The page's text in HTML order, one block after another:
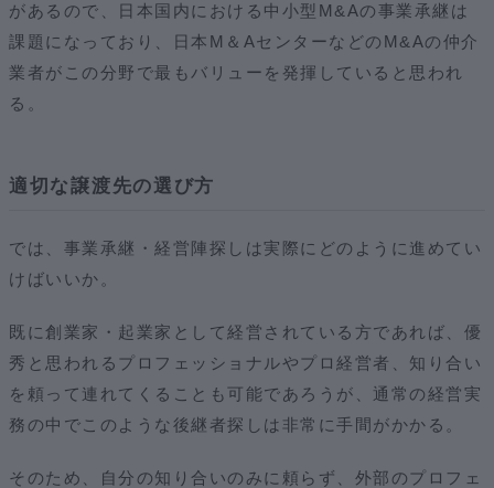
があるので、日本国内における中小型M&Aの事業承継は
課題になっており、日本M＆AセンターなどのM&Aの仲介
業者がこの分野で最もバリューを発揮していると思われ
る。
適切な譲渡先の選び方
では、事業承継・経営陣探しは実際にどのように進めてい
けばいいか。
既に創業家・起業家として経営されている方であれば、優
秀と思われるプロフェッショナルやプロ経営者、知り合い
を頼って連れてくることも可能であろうが、通常の経営実
務の中でこのような後継者探しは非常に手間がかかる。
そのため、自分の知り合いのみに頼らず、外部のプロフェ